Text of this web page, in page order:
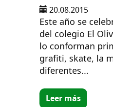
20.08.2015
Este año se
del colegio El
lo conforman
grafiti, skate, la
diferentes...
Leer más